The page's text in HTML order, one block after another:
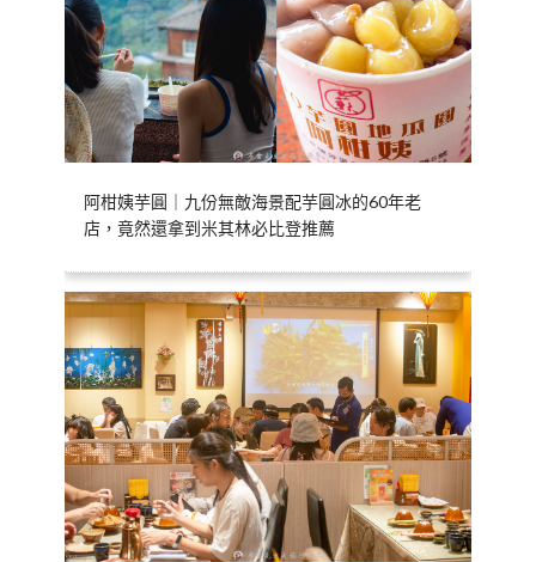
阿柑姨芋圓｜九份無敵海景配芋圓冰的60年老
店，竟然還拿到米其林必比登推薦